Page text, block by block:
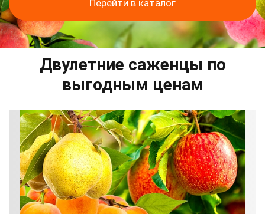
Перейти в каталог
Двулетние саженцы по
выгодным ценам